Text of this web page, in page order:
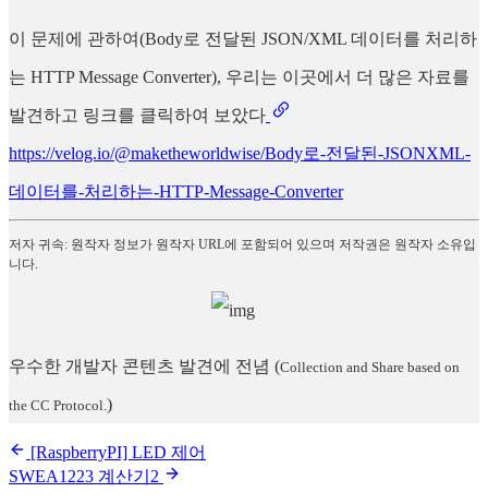
이 문제에 관하여(Body로 전달된 JSON/XML 데이터를 처리하
는 HTTP Message Converter), 우리는 이곳에서 더 많은 자료를
발견하고 링크를 클릭하여 보았다
https://velog.io/@maketheworldwise/Body로-전달된-JSONXML-
데이터를-처리하는-HTTP-Message-Converter
저자 귀속: 원작자 정보가 원작자 URL에 포함되어 있으며 저작권은 원작자 소유입
니다.
우수한 개발자 콘텐츠 발견에 전념 (Collection and Share based on
the CC Protocol. )
[RaspberryPI] LED 제어
SWEA1223 계산기2